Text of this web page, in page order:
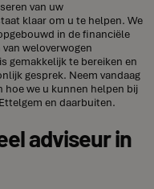
van uw
klaar om u te helpen. We
in de financiële
weloverwogen
gemakkelijk te bereiken en
gesprek. Neem vandaag
we u kunnen helpen bij
en daarbuiten.
adviseur in